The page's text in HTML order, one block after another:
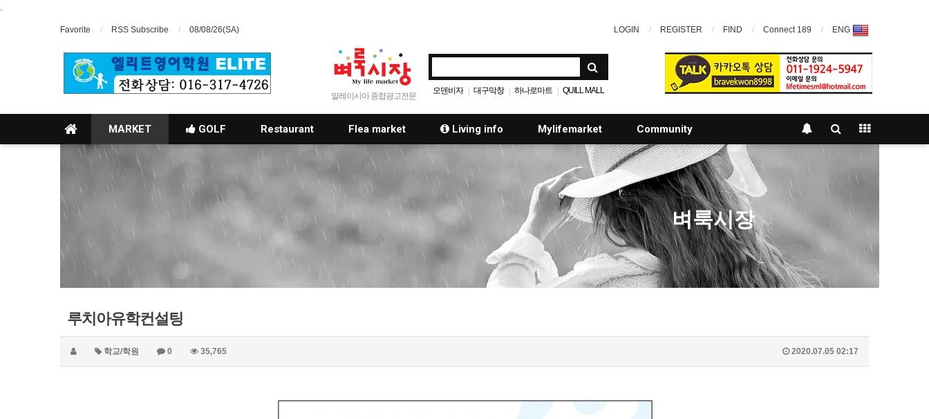
.
Favorite RSS Subscribe 08/08/26(SA) LOGIN REGISTER FIND Connect 189 ENG
말레이시아 종합광고전문
오덴비자 | 대구막창 | 하나로마트 | QUILL MALL
MARKET GOLF Restaurant Flea market Living info Mylifemarket Community
벼룩시장
루치아유학컨설팅
학교/학원 0 35,765 2020.07.05 02:17